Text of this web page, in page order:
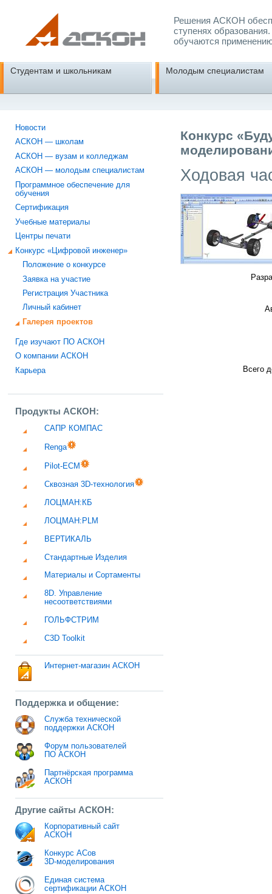
Решения АСКОН
ступенях
обучаются
Студентам и школьникам Молодым специалистам
Новости
АСКОН — школам
АСКОН — вузам и колледжам
АСКОН — молодым специалистам
Программное обеспечение для
обучения
Сертификация
Учебные материалы
Центры печати
Конкурс «Цифровой инженер»
Положение о конкурсе
Заявка на участие
Регистрация Участника
Личный кабинет
Галерея проектов
Где изучают ПО АСКОН
О компании АСКОН
Карьера
Продукты АСКОН:
САПР КОМПАС
Renga
Pilot-ECM
Сквозная 3D-технология
ЛОЦМАН:КБ
ЛОЦМАН:PLM
ВЕРТИКАЛЬ
Стандартные Изделия
Материалы и Сортаменты
8D. Управление
несоответствиями
ГОЛЬФСТРИМ
C3D Toolkit
Интернет-магазин АСКОН
Поддержка и общение:
Служба технической
поддержки АСКОН
Форум пользователей
ПО АСКОН
Партнёрская программа
АСКОН
Другие сайты АСКОН:
Корпоративный сайт
АСКОН
Конкурс АСов
3D-моделирования
Единая система
сертификации АСКОН
Конкурс
Ходовая
Всего